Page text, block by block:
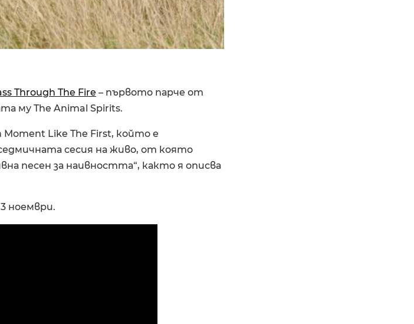
Through The Fire – първото парче от
му The Animal Spirits.
Like The First, който е
сесия на живо, от която
песен за наивността“, както я описва
ноември.